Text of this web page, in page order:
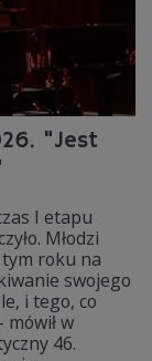
"Jest
I etapu
Młodzi
roku na
swojego
i tego, co
w
46.